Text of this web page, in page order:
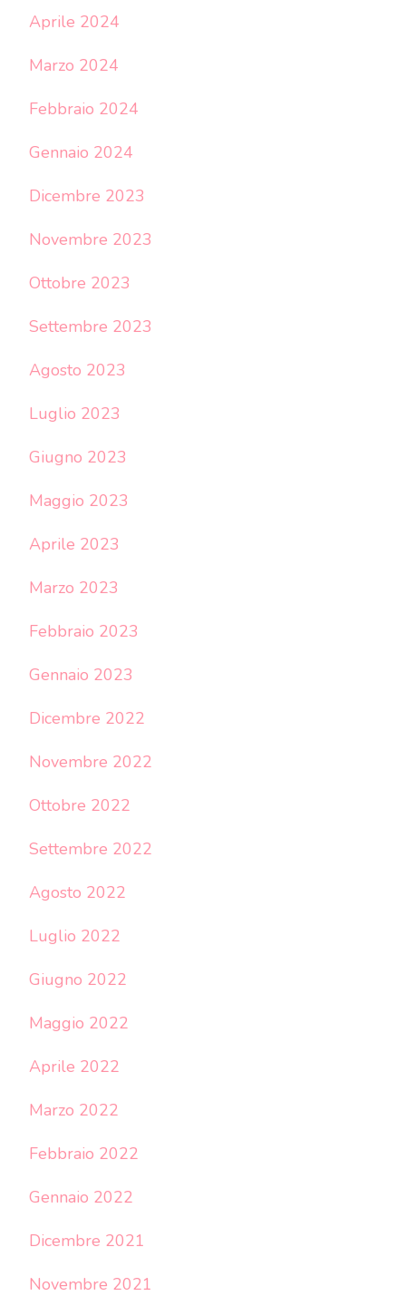
Aprile 2024
Marzo 2024
Febbraio 2024
Gennaio 2024
Dicembre 2023
Novembre 2023
Ottobre 2023
Settembre 2023
Agosto 2023
Luglio 2023
Giugno 2023
Maggio 2023
Aprile 2023
Marzo 2023
Febbraio 2023
Gennaio 2023
Dicembre 2022
Novembre 2022
Ottobre 2022
Settembre 2022
Agosto 2022
Luglio 2022
Giugno 2022
Maggio 2022
Aprile 2022
Marzo 2022
Febbraio 2022
Gennaio 2022
Dicembre 2021
Novembre 2021